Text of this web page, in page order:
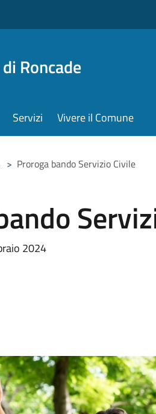
Roncade
Servizi Vivere il Comune
> Proroga bando Servizio Civile
2024